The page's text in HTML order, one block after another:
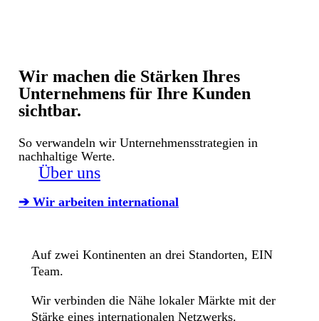
Wir machen die Stärken Ihres
Unternehmens für Ihre Kunden
sichtbar.
So verwandeln wir Unternehmensstrategien in
nachhaltige Werte.
Über uns
➔ Wir arbeiten international
Auf zwei Kontinenten an drei Standorten, EIN
Team.
Wir verbinden die Nähe lokaler Märkte mit der
Stärke eines internationalen Netzwerks.